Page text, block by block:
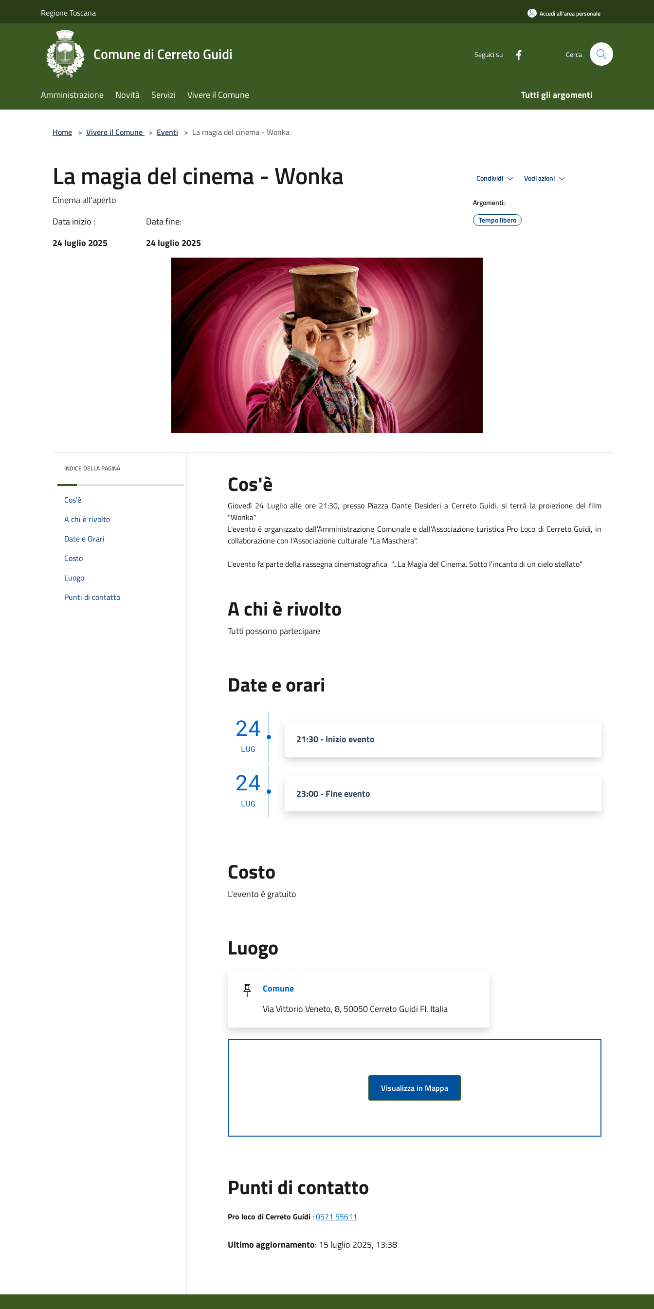
Regione Toscana Accedi all'area personale
Comune di Cerreto Guidi Seguici su Cerca
Amministrazione Novità Servizi Vivere il Comune Tutti gli argomenti
Home > Vivere il Comune > Eventi > La magia del cinema - Wonka
La magia del cinema - Wonka
Cinema all'aperto
Data inizio :
24 luglio 2025
Data fine:
24 luglio 2025
Condividi Vedi azioni
Argomenti:
Tempo libero
INDICE DELLA PAGINA
Cos'è
A chi è rivolto
Date e Orari
Costo
Luogo
Punti di contatto
Cos'è
Giovedì 24 Luglio alle ore 21:30, presso Piazza Dante Desideri a Cerreto Guidi, si terrà la proiezione del film
"Wonka"
L'evento è organizzato dall'Amministrazione Comunale e dall'Associazione turistica Pro Loco di Cerreto Guidi, in
collaborazione con l'Associazione culturale "La Maschera".
L'evento fa parte della rassegnacinematografica "...La Magia del Cinema. Sotto l'incanto di un cielo stellato"
A chi è rivolto
Tutti possono partecipare
Date e orari
24
LUG
21:30 - Inizio evento
24
LUG
23:00 - Fine evento
Costo
L'evento è gratuito
Luogo
Comune
Via Vittorio Veneto, 8, 50050 Cerreto Guidi FI, Italia
Visualizza in Mappa
Punti di contatto
Pro loco di Cerreto Guidi:0571 55611
Ultimo aggiornamento: 15 luglio 2025, 13:38